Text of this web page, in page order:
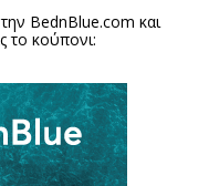
BednBlue.com και
το κούπονι: